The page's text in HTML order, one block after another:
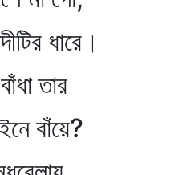
ধারে।
তার
বাঁয়ে?